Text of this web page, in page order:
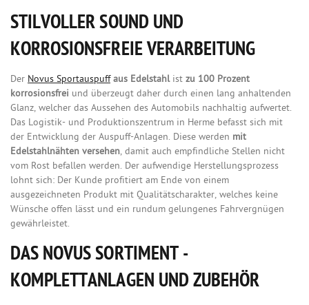
STILVOLLER SOUND UND
KORROSIONSFREIE VERARBEITUNG
Der Novus Sportauspuff aus Edelstahlist zu 100 Prozent
korrosionsfrei und überzeugt daher durch einen lang anhaltenden
Glanz, welcher das Aussehen des Automobils nachhaltig aufwertet.
Das Logistik- und Produktionszentrum in Herme befasst sich mit
der Entwicklung der Auspuff-Anlagen. Diese werden mit
Edelstahlnähten versehen, damit auch empfindliche Stellen nicht
vom Rost befallen werden. Der aufwendige Herstellungsprozess
lohnt sich: Der Kunde profitiert am Ende von einem
ausgezeichneten Produkt mit Qualitätscharakter, welches keine
Wünsche offen lässt und ein rundum gelungenes Fahrvergnügen
gewährleistet.
DAS NOVUS SORTIMENT -
KOMPLETTANLAGEN UND ZUBEHÖR